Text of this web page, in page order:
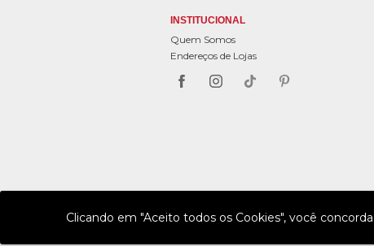
INSTITUCIONAL
Quem Somos
Endereços de Lojas
Clicando em "Aceito todos os Cookies", você